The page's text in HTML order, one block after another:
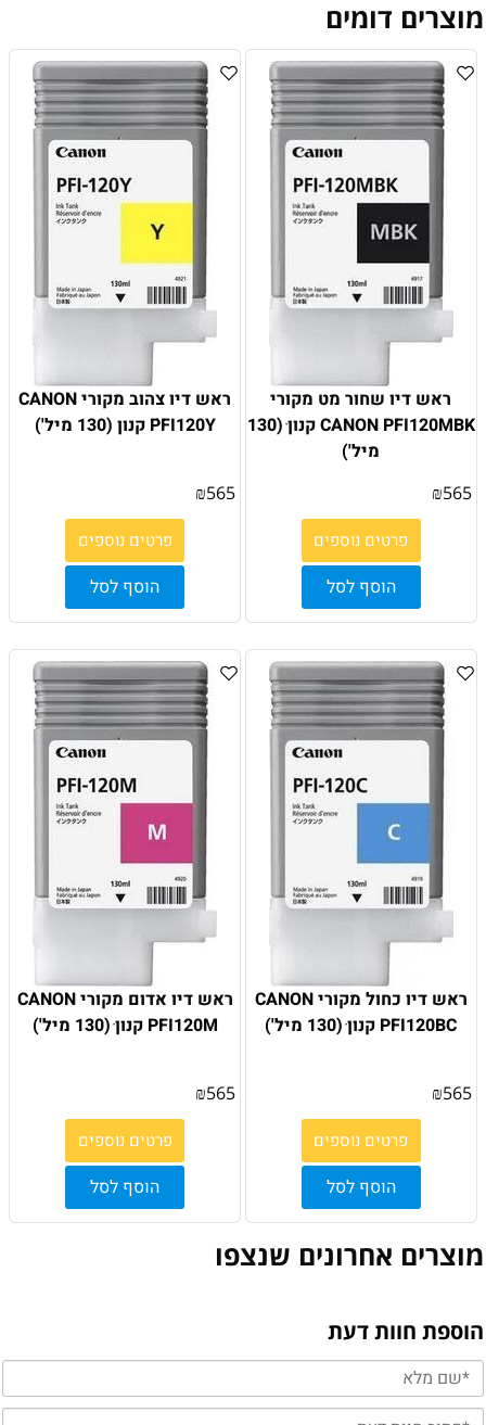
מוצרים דומים
ראש דיו שחור מט מקורי
CANON PFI120MBK קנון ׁ(130
מיל')
₪565
פרטים נוספים
הוסף לסל
ראש דיו צהוב מקורי CANON
PFI120Y ׁקנון (130 מיל')
₪565
פרטים נוספים
הוסף לסל
ראש דיו כחול מקורי CANON
PFI120BC קנון ׁ(130 מיל')
₪565
פרטים נוספים
הוסף לסל
ראש דיו אדום מקורי CANON
PFI120M קנון ׁ(130 מיל')
₪565
פרטים נוספים
הוסף לסל
מוצרים אחרונים שנצפו
הוספת חוות דעת